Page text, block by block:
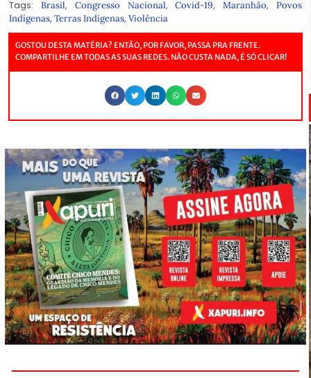
Tags: Brasil, Congresso Nacional,Covid-19,Maranhão,Povos
Indígenas, Terras Indígenas, Violência
GOSTOU DESTA MATÉRIA? ENTÃO, POR FAVOR, PASSA PRA FRENTE.
COMPARTILHE EM TODAS AS SUAS REDES. NÃO CUSTA NADA, É SÓ CLICAR!